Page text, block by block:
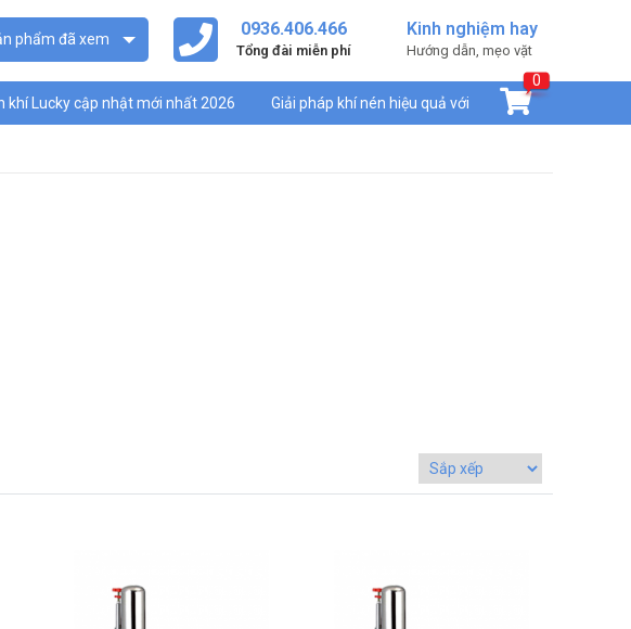
phẩm đã xem Kinh nghiệm hay
Hướng dẫn, mẹo vặt
0936.406.466
Tổng đài miễn phí
khí Lucky cập nhật mới nhất 2026 Giải pháp khí nén hiệu quả với
0